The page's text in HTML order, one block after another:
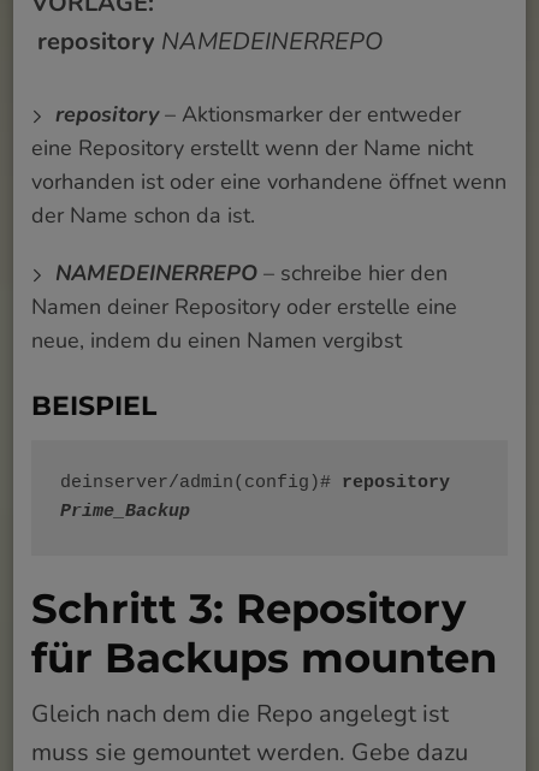
repository NAMEDEINERREPO
repository– Aktionsmarker der entweder
eine Repository erstellt wenn der Name nicht
vorhanden ist oder eine vorhandene öffnet wenn
der Name schon da ist.
NAMEDEINERREPO – schreibe hier den
Namen deiner Repository oder erstelle eine
neue, indem du einen Namen vergibst
BEISPIEL
deinserver/admin(config)#
Prime_Backup
Schritt 3: Repository
für Backups mounten
Gleich nach dem die Repo angelegt ist
muss sie gemountet werden. Gebe dazu